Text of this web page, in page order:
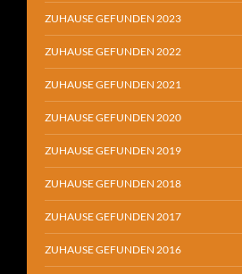
ZUHAUSE GEFUNDEN 2023
ZUHAUSE GEFUNDEN 2022
ZUHAUSE GEFUNDEN 2021
ZUHAUSE GEFUNDEN 2020
ZUHAUSE GEFUNDEN 2019
ZUHAUSE GEFUNDEN 2018
ZUHAUSE GEFUNDEN 2017
ZUHAUSE GEFUNDEN 2016